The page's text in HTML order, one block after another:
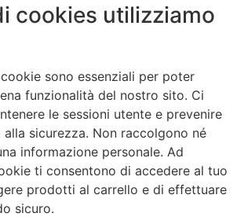
cookies utilizziamo
sono essenziali per poter
funzionalità del nostro sito. Ci
le sessioni utente e prevenire
alla sicurezza. Non raccolgono né
informazione personale. Ad
ti consentono di accedere al tuo
prodotti al carrello e di effettuare
sicuro.